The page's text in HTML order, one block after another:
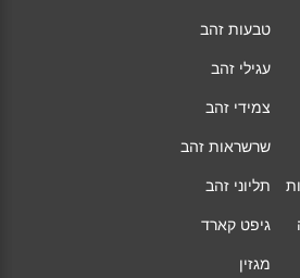
טבעות זהב
עגילי זהב
צמידי זהב
שרשראות זהב
תליוני זהב
גיפט קארד
מגזין